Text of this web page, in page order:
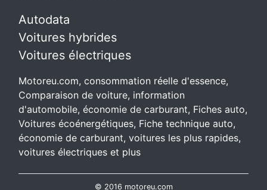
Autodata
Voitures hybrides
Voitures électriques
Motoreu.com, consommation réelle d'essence,
Comparaison de voiture, information
d'automobile, économie de carburant, Fiches auto,
Voitures écoénergétiques, Fiche technique auto,
économie de carburant, voitures les plus rapides,
voitures électriques et plus
© 2016 motoreu.com